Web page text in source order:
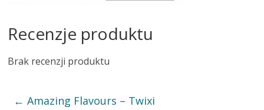
Recenzje produktu
Brak recenzji produktu
← Amazing Flavours – Twixi